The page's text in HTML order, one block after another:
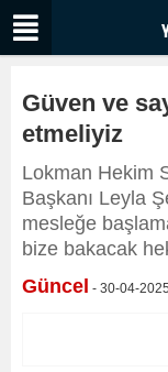
Güven ve
etmeliyiz
Lokman Hekim
Başkanı Leyla
mesleğe
bize bakacak
Güncel - 30-04-